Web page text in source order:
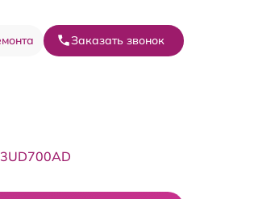
Заказать звонок